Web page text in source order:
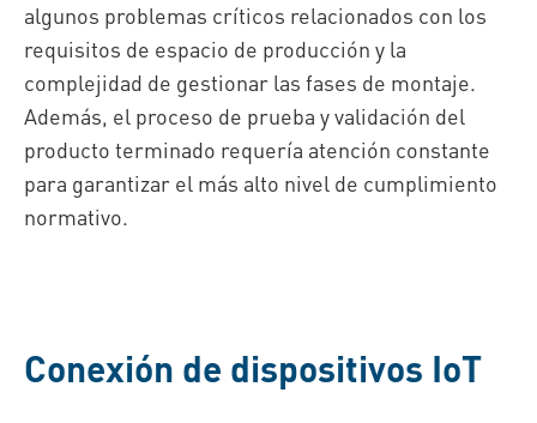
algunos problemas críticos relacionados con los
requisitos de espacio de producción y la
complejidad de gestionar las fases de montaje.
Además, el proceso de prueba y validación del
producto terminado requería atención constante
para garantizar el más alto nivel de cumplimiento
normativo.
Conexión de dispositivos IoT